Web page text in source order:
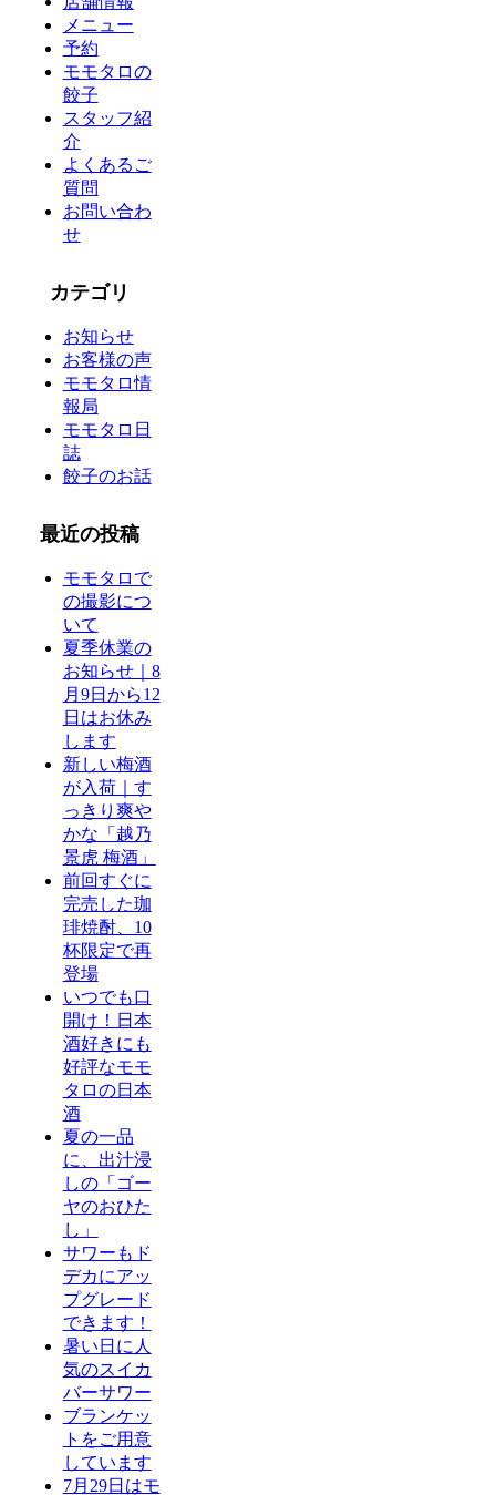
メニュー
予約
モモタロの
餃子
スタッフ紹
介
よくあるご
質問
お問い合わ
せ
カテゴリ
お知らせ
お客様の声
モモタロ情
報局
モモタロ日
誌
餃子のお話
最近の投稿
モモタロで
の撮影につ
いて
夏季休業の
お知らせ｜8
月9日から12
日はお休み
します
新しい梅酒
が入荷｜す
っきり爽や
かな「越乃
景虎 梅酒」
前回すぐに
完売した珈
琲焼酎、10
杯限定で再
登場
いつでも口
開け！日本
酒好きにも
好評なモモ
タロの日本
酒
夏の一品
に、出汁浸
しの「ゴー
ヤのおひた
し」
サワーもド
デカにアッ
プグレード
できます！
暑い日に人
気のスイカ
バーサワー
ブランケッ
トをご用意
しています
7月29日はモ